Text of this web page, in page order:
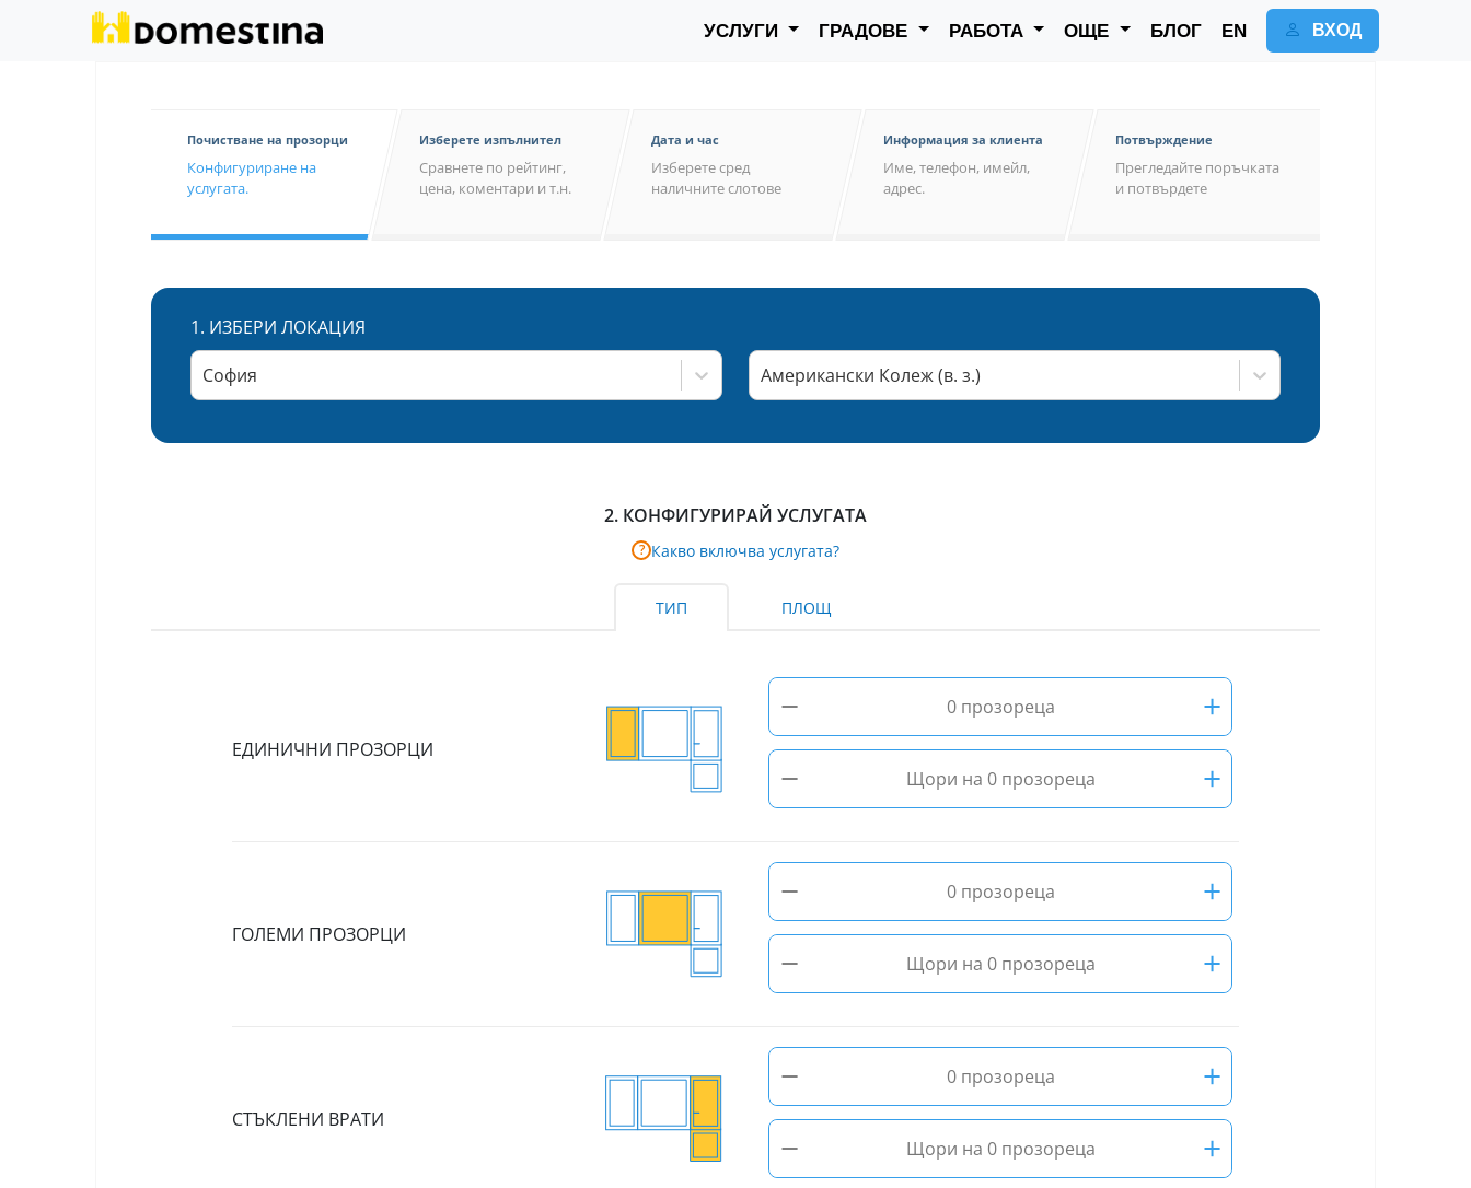
УСЛУГИ ГРАДОВЕ РАБОТА ОЩЕ БЛОГ EN ВХОД
Почистване на прозорци
Конфигуриране на
услугата.
Изберете изпълнител
Сравнете по рейтинг,
цена, коментари и т.н.
Дата и час
Изберете сред
наличните слотове
Информация за клиента
Име, телефон, имейл,
адрес.
Потвърждение
Прегледайте поръчкатa
и потвърдете
1. ИЗБЕРИ ЛОКАЦИЯ
София
Американски Колеж (в. з.)
2. КОНФИГУРИРАЙ УСЛУГАТА
? Какво включва услугата?
ТИП ПЛОЩ
ЕДИНИЧНИ ПРОЗОРЦИ
− 0 прозореца
+
−
Щори на 0 прозореца +
ГОЛЕМИ ПРОЗОРЦИ
− 0 прозореца
+
−
Щори на 0 прозореца +
СТЪКЛЕНИ ВРАТИ
− 0 прозореца
+
−
Щори на 0 прозореца +